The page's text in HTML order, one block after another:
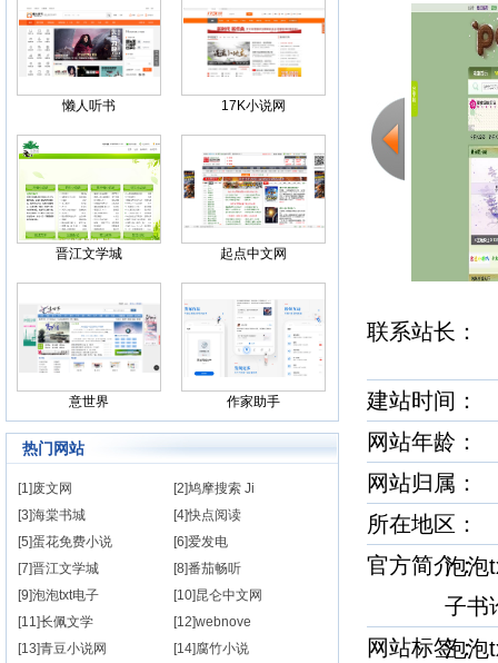
懒人听书 17K小说网
晋江文学城 起点中文网
意世界 作家助手
热门网站
[1]废文网
[2]鸠摩搜索 Ji
[3]海棠书城
[4]快点阅读
[5]蛋花免费小说
[6]爱发电
[7]晋江文学城
[8]番茄畅听
[9]泡泡txt电子
[10]昆仑中文网
[11]长佩文学
[12]webnove
[13]青豆小说网
[14]腐竹小说
2026-03-25
联系站长
建站时间
网站年龄：
网站归属
所在地区
官方简介
泡泡
子书
网站标签
泡泡